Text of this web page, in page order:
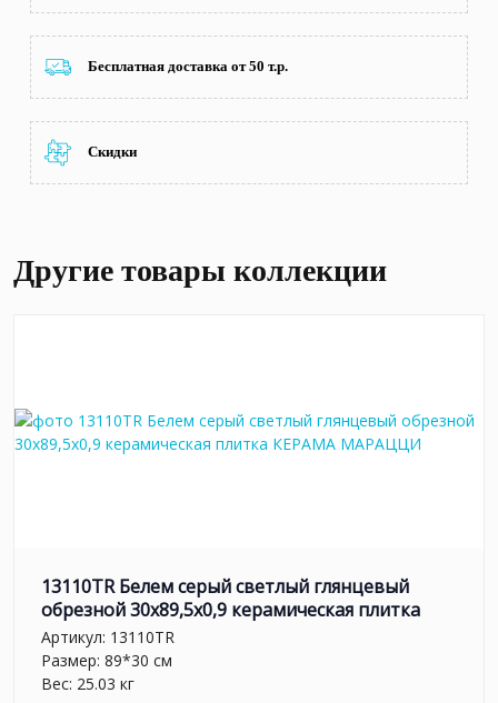
Бесплатная доставка от 50 т.р.
Скидки
Другие товары коллекции
13110TR Белем серый светлый глянцевый
обрезной 30x89,5x0,9 керамическая плитка
Артикул: 13110TR
Размер: 89*30 см
Вес: 25.03 кг